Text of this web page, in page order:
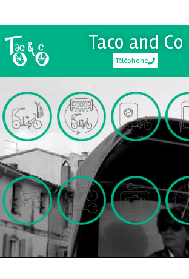
Taco and Co
Téléphone